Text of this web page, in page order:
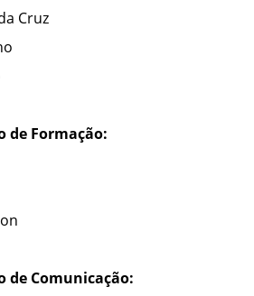
Cruz
de Formação:
de Comunicação: